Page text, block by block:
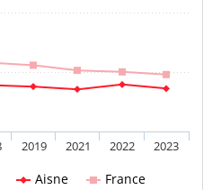
Aisne France
2019 2021 2022 2023